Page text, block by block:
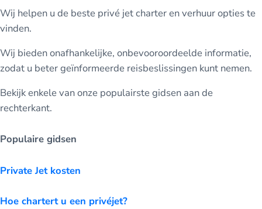
Wij helpen u de beste privé jet charter en verhuur opties te
vinden.
Wij bieden onafhankelijke, onbevooroordeelde informatie,
zodat u beter geïnformeerde reisbeslissingen kunt nemen.
Bekijk enkele van onze populairste gidsen aan de
rechterkant.
Populaire gidsen
Private Jet kosten
Hoe chartert u een privéjet?